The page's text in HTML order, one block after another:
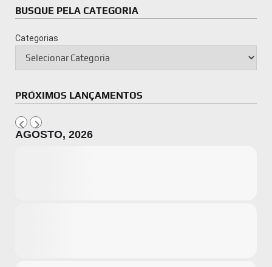
BUSQUE PELA CATEGORIA
Categorias
PRÓXIMOS LANÇAMENTOS
AGOSTO, 2026